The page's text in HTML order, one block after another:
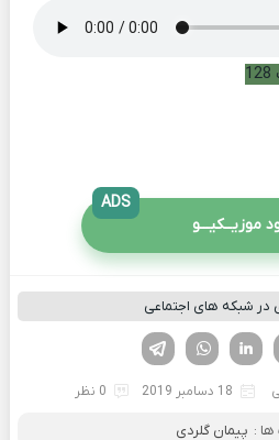
موزیــکیـــو
ADS
در شبکه های اجتماعی
لینکدین تویتر
فیسوک
18 دسامبر 2019 0 نظر
: پیمان گلردی